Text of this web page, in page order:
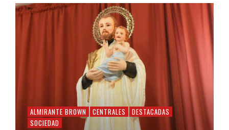
ALMIRANTE BROWN CENTRALES
DESTACADAS
SOCIEDAD